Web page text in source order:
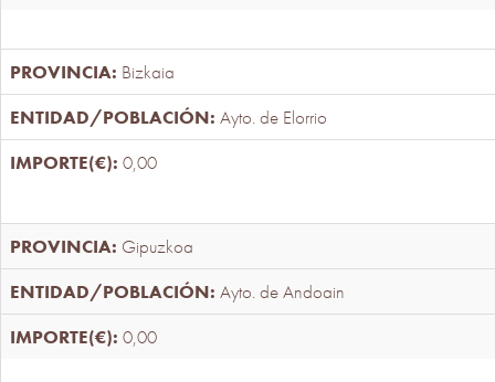
Bizkaia
Ayto. de Elorrio
0,00
Gipuzkoa
Ayto. de Andoain
0,00